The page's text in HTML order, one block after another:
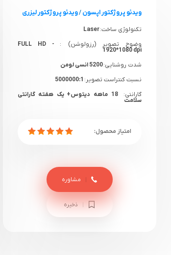
ویدئو پروژکتور اپسون/ویدئو پروژکتور لیزری
تکنولوژی ساخت:Laser
وضوح تصویر (رزولوشن) :
FULL HD -
1920*1080 dpi
شدت روشنایی:5200 انسی لومن
نسبت کنتراست تصویر:
گارانتی:
18 ماهه دیتوس+ یک هفته گارانتی
سلامت
ذخیره
مشاوره